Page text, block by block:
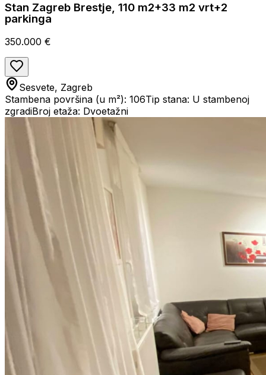
Stan Zagreb Brestje, 110 m2+33 m2 vrt+2
parkinga
350.000 €
Sesvete, Zagreb
Stambena površina (u m²): 106Tip stana: U stambenoj
zgradiBroj etaža: Dvoetažni